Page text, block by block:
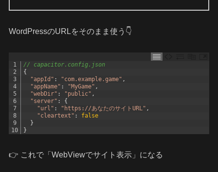
WordPressのURLをそのまま使う👇
1
2
3
4
5
6
7
8
9
10
// capacitor.config.json
{
"appId" : "com.example.game" ,
"appName" : "MyGame" ,
"webDir" : "public" ,
"server" :
{
"url" : "https://あなたのサイトURL" ,
"cleartext" :
false
}
}
👉 これで「WebViewでサイト表示」になる